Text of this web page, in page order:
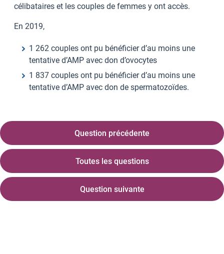
célibataires et les couples de femmes y ont accès.
En 2019,
1 262 couples ont pu bénéficier d’au moins une
tentative d’AMP avec don d’ovocytes
1 837 couples ont pu bénéficier d’au moins une
tentative d’AMP avec don de spermatozoïdes.
Question précédente
Toutes les questions
Question suivante